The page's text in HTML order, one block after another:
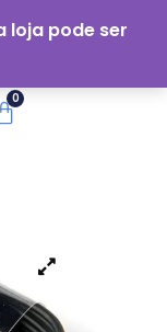
loja pode ser